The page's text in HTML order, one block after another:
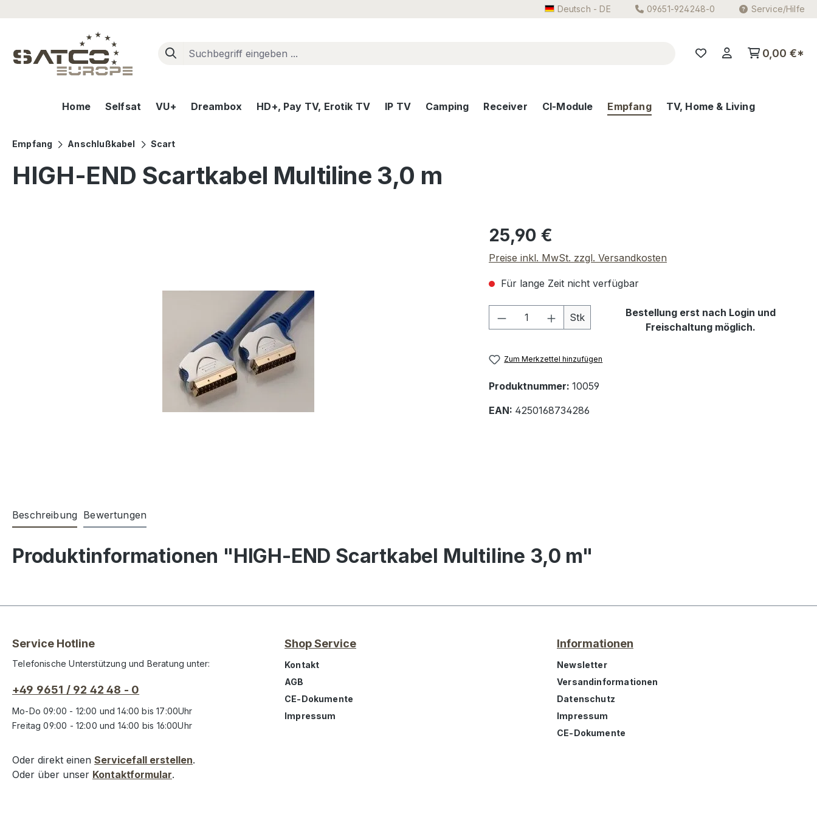
Deutsch - DE 09651-924248-0 Service/Hilfe
0,00 €*
Home Selfsat VU+ Dreambox HD+, Pay TV, Erotik TV IP TV Camping Receiver CI-Module Empfang TV, Home & Living
Empfang Anschlußkabel Scart
HIGH-END Scartkabel Multiline 3,0 m
Regulärer Preis:
25,90 €
Preise inkl. MwSt. zzgl. Versandkosten
Für lange Zeit nicht verfügbar
Produkt Anzahl: Gib den gewünschten Wert
Stk
Bestellung erst nach Login und
Freischaltung möglich.
Zum Merkzettel hinzufügen
Produktnummer: 10059
EAN: 4250168734286
Beschreibung Bewertungen
Produktinformationen "HIGH-END Scartkabel Multiline 3,0 m"
Service Hotline
Telefonische Unterstützung und Beratung unter:
+49 9651 / 92 42 48 - 0
Mo-Do 09:00 - 12:00 und 14:00 bis 17:00Uhr
Freitag 09:00 - 12:00 und 14:00 bis 16:00Uhr
Oder direkt einen Servicefall erstellen.
Oder über unser Kontaktformular.
Shop Service
Kontakt
AGB
CE-Dokumente
Impressum
Informationen
Newsletter
Versandinformationen
Datenschutz
Impressum
CE-Dokumente